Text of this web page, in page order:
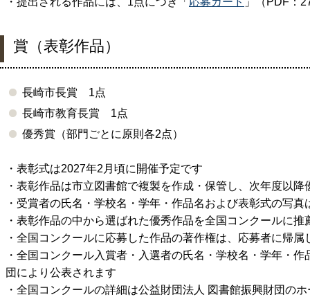
賞（表彰作品）
長崎市長賞 1点
長崎市教育長賞 1点
優秀賞（部門ごとに原則各2点）
・表彰式は2027年2 月頃に開催予定です
・表彰作品は市立図書館で複製を作成・保管し、次年度以
・受賞者の氏名・学校名・学年・作品名および表彰式の写
・表彰作品の中から選ばれた優秀作品を全国コンクールに推
・全国コンクールに応募した作品の著作権は、応募者に帰属
・全国コンクール入賞者・入選者の氏名・学校名・学年・
団により公表されます
・全国コンクールの詳細は公益財団法人 図書館振興財団の